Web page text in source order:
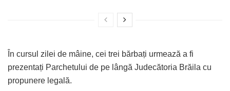
În cursul zilei de mâine, cei trei bărbați urmează a fi
prezentați Parchetului de pe lângă Judecătoria Brăila cu
propunere legală.